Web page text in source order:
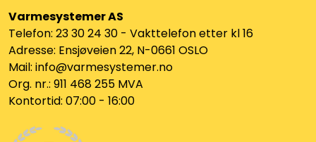
Varmesystemer AS
Telefon: 23 30 24 30 - Vakttelefon etter kl 16
Adresse: Ensjøveien 22, N-0661 OSLO
Mail: info@varmesystemer.no
Org. nr.: 911 468 255 MVA
Kontortid: 07:00 - 16:00